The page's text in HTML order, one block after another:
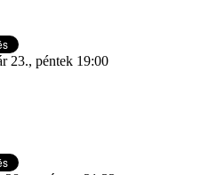
23., péntek 19:00